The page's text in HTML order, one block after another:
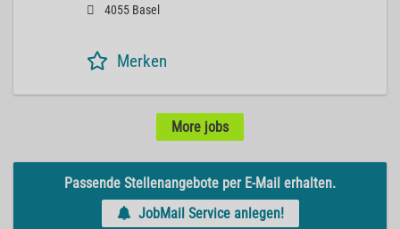
4055 Basel
Merken
More jobs
Passende Stellenangebote per E-Mail erhalten.
JobMail Service anlegen!